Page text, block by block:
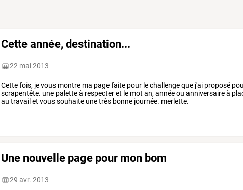
Cette année, destination...
22 mai 2013
Cette fois, je vous montre ma page faite pour le challenge que j'ai proposé
scrapentête. une palette à respecter et le mot an, année ou anniversaire à
au travail et vous souhaite une très bonne journée. merlette.
Une nouvelle page pour mon bom
29 avr. 2013